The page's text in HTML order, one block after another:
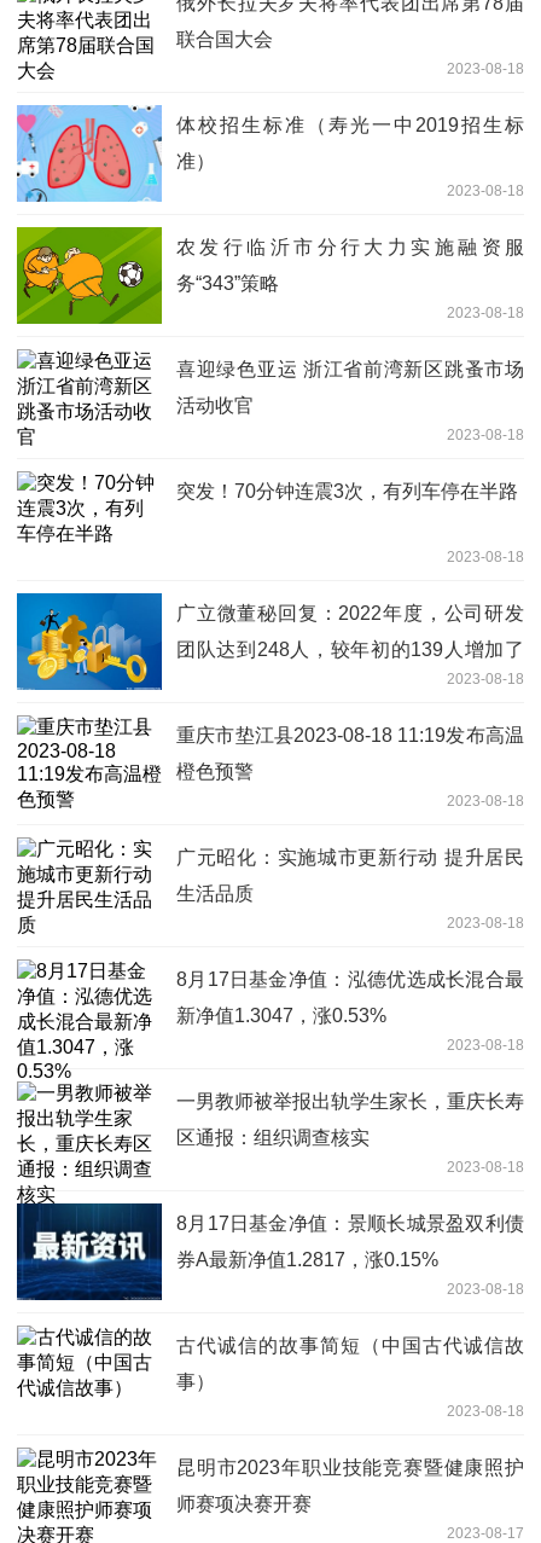
联合国大会
2023-08-18
体校招生标准（寿光一中2019招生标
准）
2023-08-18
农发行临沂市分行大力实施融资服
务“343”策略
2023-08-18
喜迎绿色亚运 浙江省前湾新区跳蚤市场
活动收官
2023-08-18
突发！70分钟连震3次，有列车停在半路
2023-08-18
广立微董秘回复：2022年度，公司研发
团队达到248人，较年初的139人增加了
2023-08-18
重庆市垫江县2023-08-18 11:19发布高温
橙色预警
2023-08-18
广元昭化：实施城市更新行动 提升居民
生活品质
2023-08-18
8月17日基金净值：泓德优选成长混合最
新净值1.3047，涨0.53%
2023-08-18
一男教师被举报出轨学生家长，重庆长寿
区通报：组织调查核实
2023-08-18
8月17日基金净值：景顺长城景盈双利债
券A最新净值1.2817，涨0.15%
2023-08-18
古代诚信的故事简短（中国古代诚信故
事）
2023-08-18
昆明市2023年职业技能竞赛暨健康照护
师赛项决赛开赛
2023-08-17